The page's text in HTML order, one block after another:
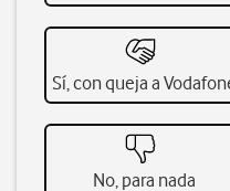
Sí, con queja a
No, para nada